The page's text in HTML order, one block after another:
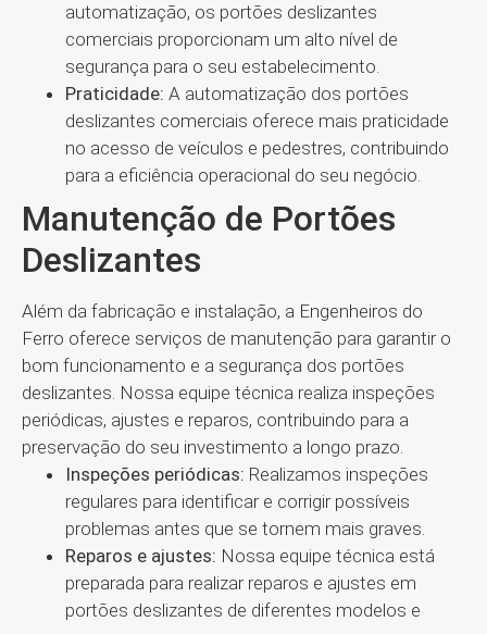
automatização, os portões deslizantes
comerciais proporcionam um alto nível de
segurança para o seu estabelecimento.
Praticidade: A automatização dos portões
deslizantes comerciais oferece mais praticidade
no acesso de veículos e pedestres, contribuindo
para a eficiência operacional do seu negócio.
Manutenção de Portões
Deslizantes
Além da fabricação e instalação, a Engenheiros do
Ferro oferece serviços de manutenção para garantir o
bom funcionamento e a segurança dos portões
deslizantes. Nossa equipe técnica realiza inspeções
periódicas, ajustes e reparos, contribuindo para a
preservação do seu investimento a longo prazo.
Inspeções periódicas: Realizamos inspeções
regulares para identificar e corrigir possíveis
problemas antes que se tornem mais graves.
Reparos e ajustes: Nossa equipe técnica está
preparada para realizar reparos e ajustes em
portões deslizantes de diferentes modelos e